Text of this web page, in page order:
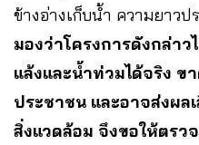
ข้างอ่างเก็บน้ำ ความยาวป
มองว่าโครงการดังกล่า
แล้งและน้ำท่วมได้จริง ข
ประชาชน และอาจส่งผล
สิ่งแวดล้อม จึงขอให้ตรว